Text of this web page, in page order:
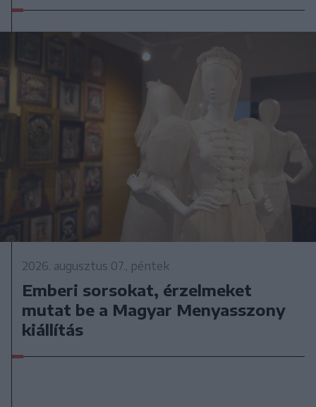
2026. augusztus 07., péntek
Emberi sorsokat, érzelmeket
mutat be a Magyar Menyasszony
kiállítás